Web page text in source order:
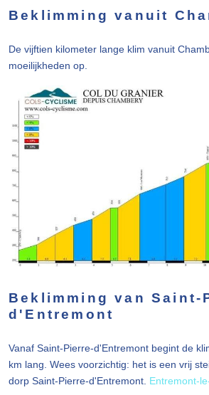
Beklimming vanuit
De vijftien kilometer lange klim vanuit
moeilijkheden op.
Beklimming van Saint-
d'Entremont
Vanaf Saint-Pierre-d'Entremont begint de
km lang. Wees voorzichtig: het is een vrij
dorp Saint-Pierre-d'Entremont. Entremont-